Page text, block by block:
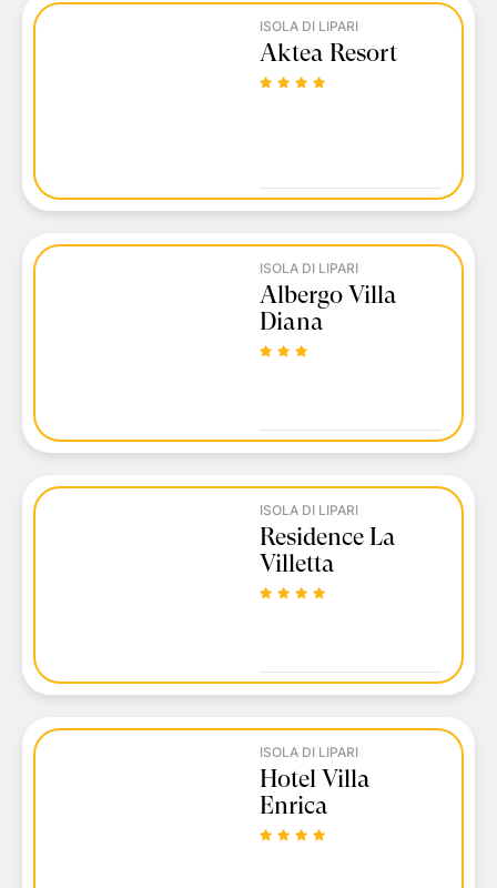
ISOLA DI LIPARI
Aktea Resort
ISOLA DI LIPARI
Albergo Villa
Diana
ISOLA DI LIPARI
Residence La
Villetta
ISOLA DI LIPARI
Hotel Villa
Enrica